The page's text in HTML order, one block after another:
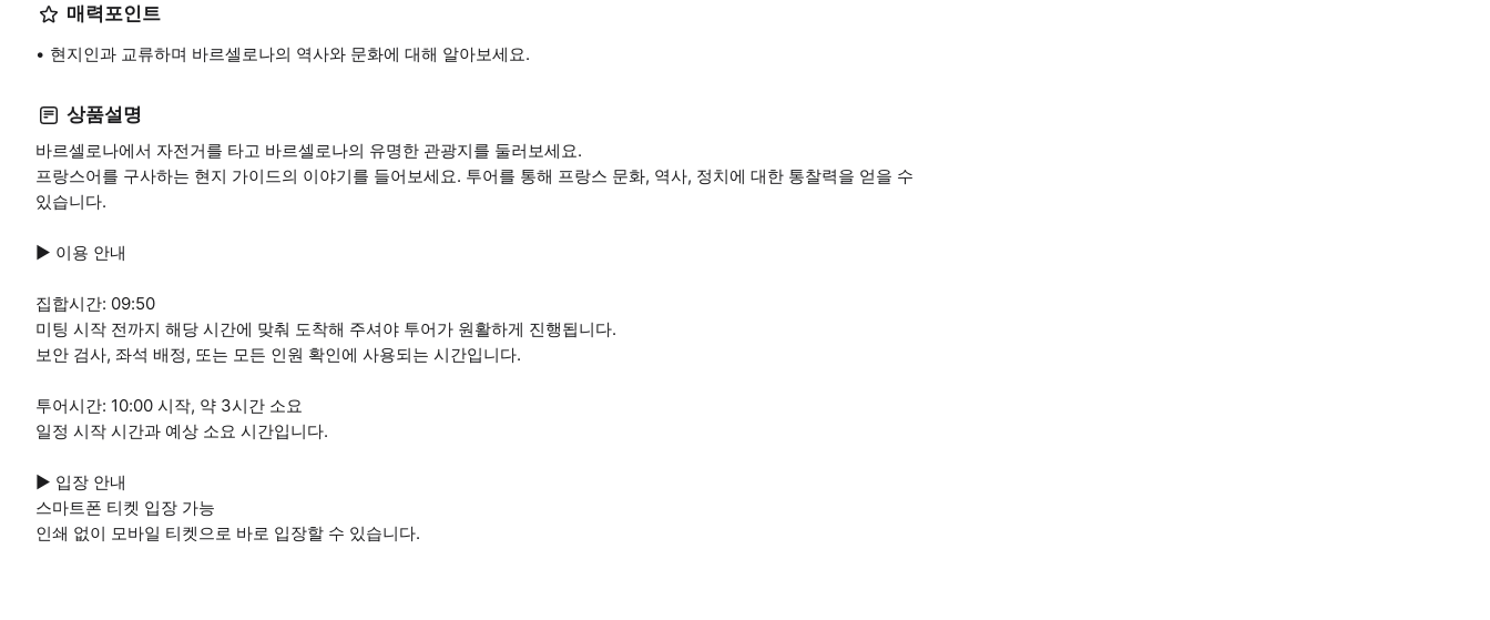
매력포인트
현지인과 교류하며 바르셀로나의 역사와 문화에 대해 알아보세요.
상품설명
바르셀로나에서 자전거를 타고 바르셀로나의 유명한 관광지를 둘러보세요.
프랑스어를 구사하는 현지 가이드의 이야기를 들어보세요. 투어를 통해 프랑스 문화, 역사, 정치에 대한 통찰력을 얻을 수
있습니다.
▶ 이용 안내
집합시간: 09:50
미팅 시작 전까지 해당 시간에 맞춰 도착해 주셔야 투어가 원활하게 진행됩니다.
보안 검사, 좌석 배정, 또는 모든 인원 확인에 사용되는 시간입니다.
투어시간: 10:00 시작, 약 3시간 소요
일정 시작 시간과 예상 소요 시간입니다.
▶ 입장 안내
스마트폰 티켓 입장 가능
인쇄 없이 모바일 티켓으로 바로 입장할 수 있습니다.